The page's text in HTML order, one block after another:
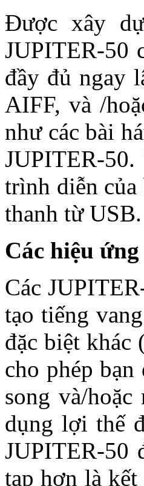
Được xây
JUPITER-50
đầy đủ ngay
AIFF, và /
như các bài
JUPITER-
trình diễn
thanh từ USB.
Các hiệu
Các
tạo tiếng
đặc biệt khác
cho phép
song và/
dụng lợi thế
JUPITER-50
tạp hơn là